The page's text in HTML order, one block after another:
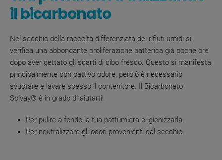
il bicarbonato
Nel secchio della raccolta differenziata dei rifiuti umidi si
verifica una abbondante proliferazione batterica già poche ore
dopo aver gettato gli scarti di cibo fresco. Questo si manifesta
principalmente con cattivo odore, perciò è necessario
svuotare e lavare spesso il contenitore. Il Bicarbonato
Solvay® è in grado di aiutarti!
Per pulire a fondo la tua pattumiera e igienizzarla.
Per neutralizzare gli odori provenienti dal secchio.